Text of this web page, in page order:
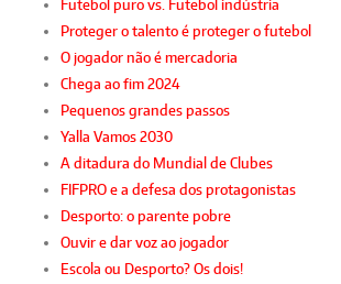
Futebol puro vs. Futebol indústria
Proteger o talento é proteger o futebol
O jogador não é mercadoria
Chega ao fim 2024
Pequenos grandes passos
Yalla Vamos 2030
A ditadura do Mundial de Clubes
FIFPRO e a defesa dos protagonistas
Desporto: o parente pobre
Ouvir e dar voz ao jogador
Escola ou Desporto? Os dois!